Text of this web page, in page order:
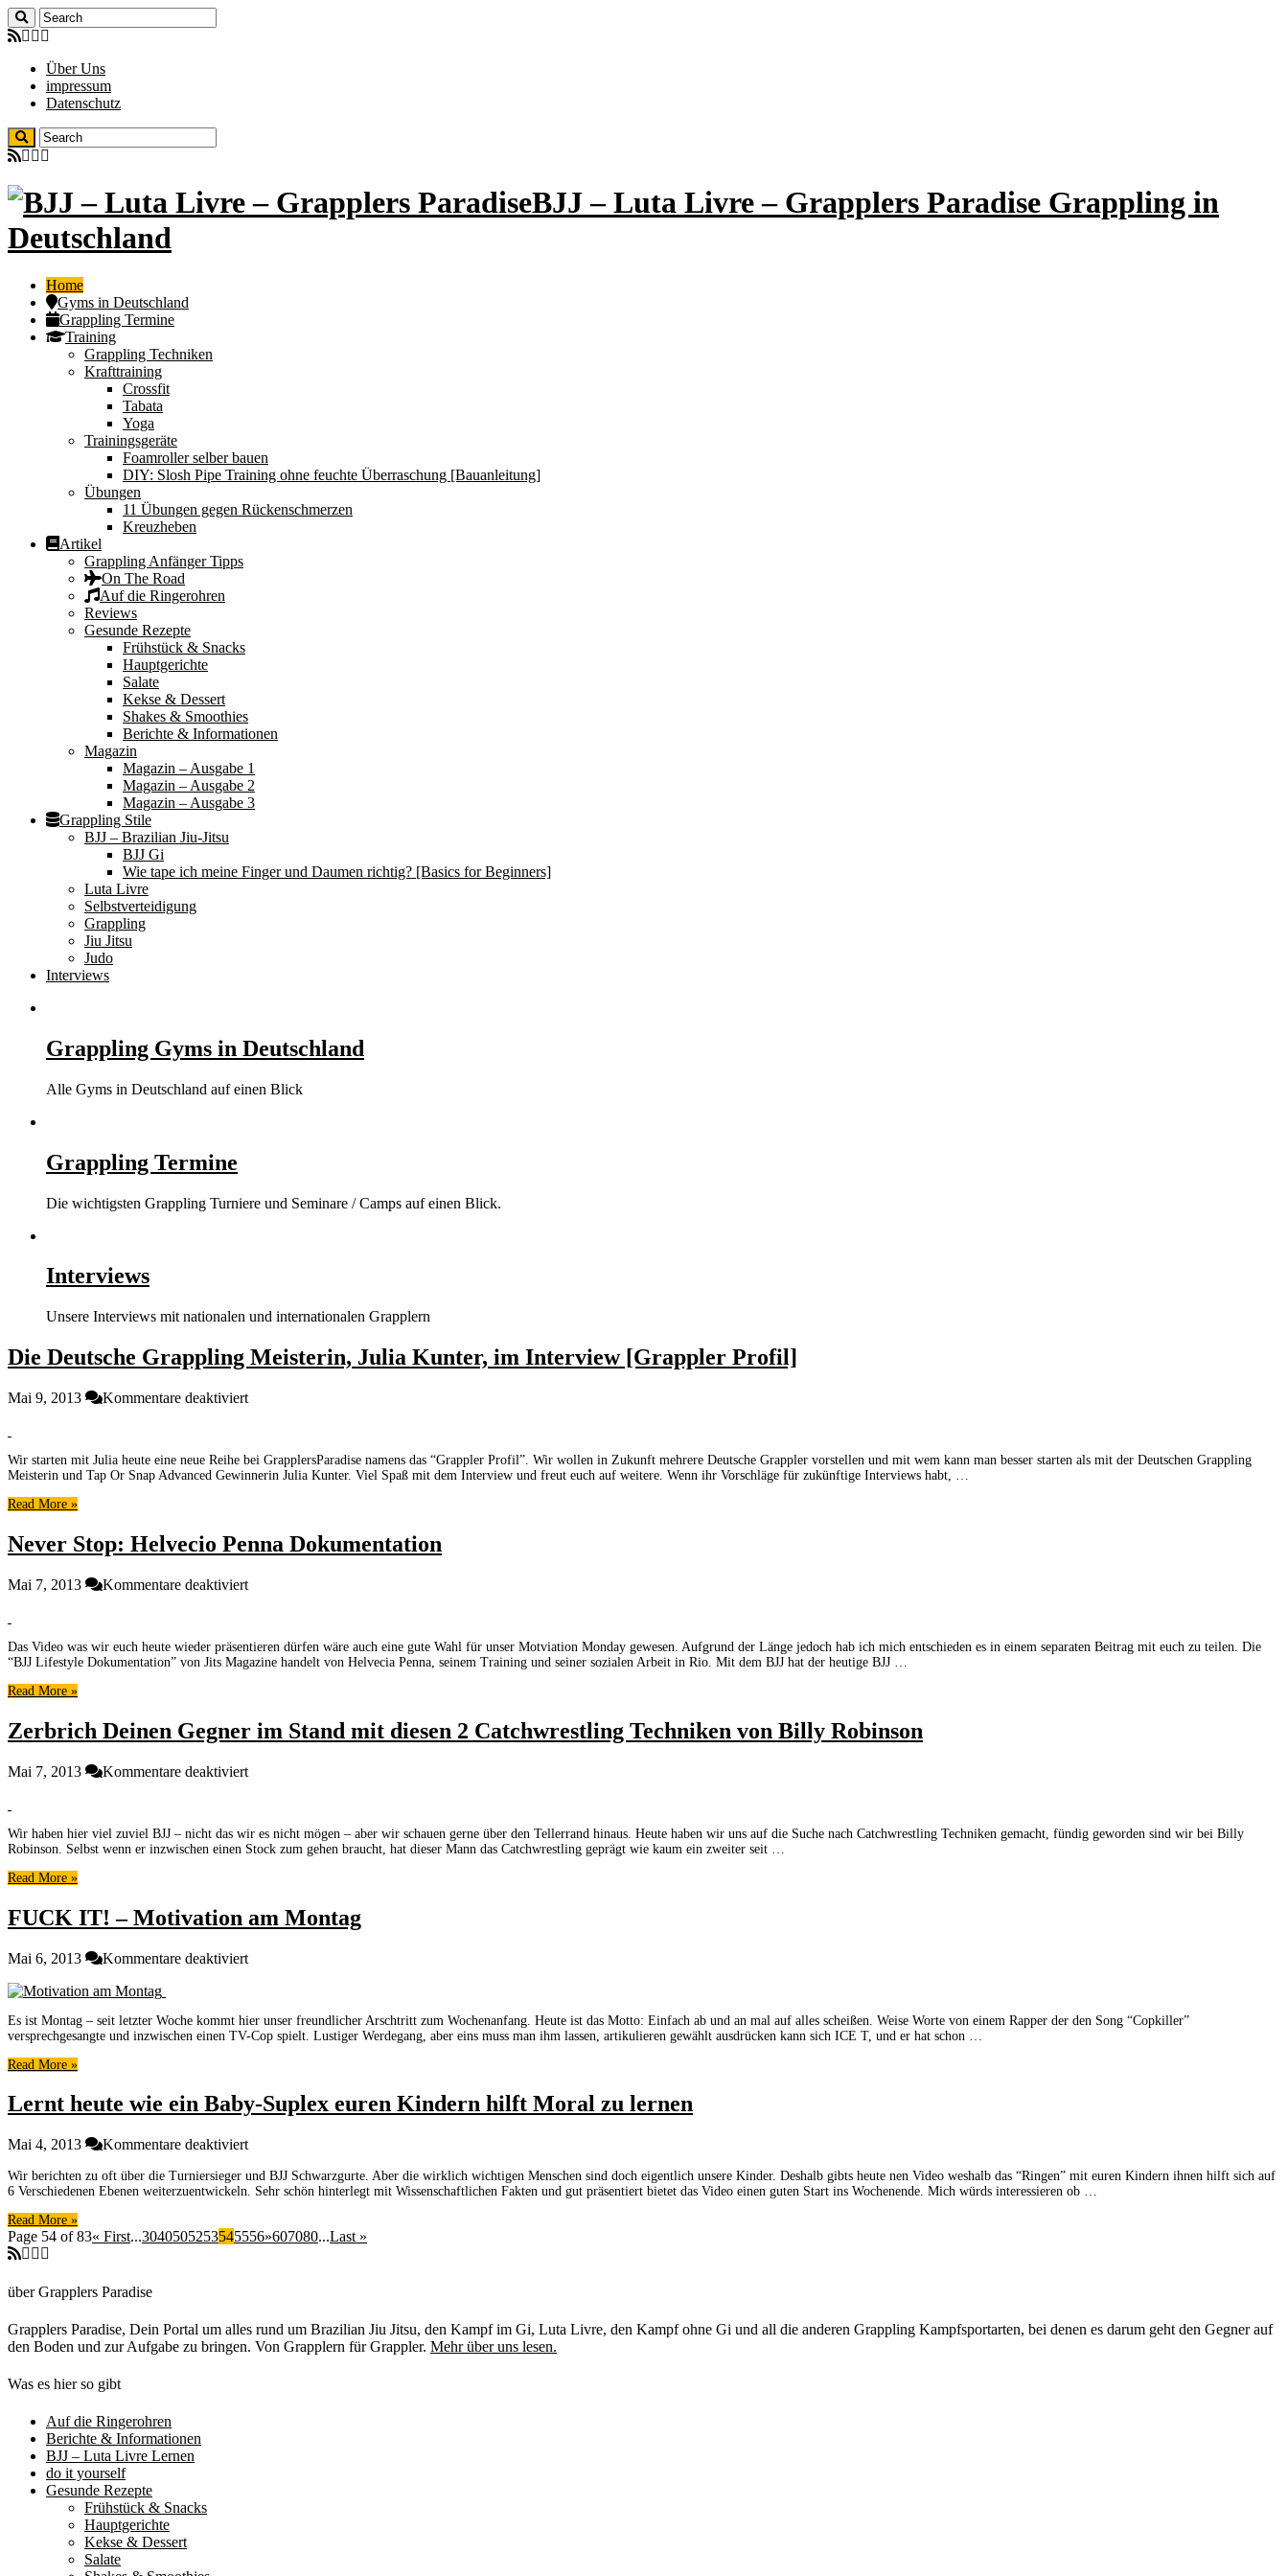
Über Uns
impressum
Datenschutz
BJJ – Luta Livre – Grapplers Paradise Grappling in
Deutschland
Home
Gyms in Deutschland
Grappling Termine
Training
Grappling Techniken
Krafttraining
Crossfit
Tabata
Yoga
Trainingsgeräte
Foamroller selber bauen
DIY: Slosh Pipe Training ohne feuchte Überraschung [Bauanleitung]
Übungen
11 Übungen gegen Rückenschmerzen
Kreuzheben
Artikel
Grappling Anfänger Tipps
On The Road
Auf die Ringerohren
Reviews
Gesunde Rezepte
Frühstück & Snacks
Hauptgerichte
Salate
Kekse & Dessert
Shakes & Smoothies
Berichte & Informationen
Magazin
Magazin – Ausgabe 1
Magazin – Ausgabe 2
Magazin – Ausgabe 3
Grappling Stile
BJJ – Brazilian Jiu-Jitsu
BJJ Gi
Wie tape ich meine Finger und Daumen richtig? [Basics for Beginners]
Luta Livre
Selbstverteidigung
Grappling
Jiu Jitsu
Judo
Interviews
Grappling Gyms in Deutschland
Alle Gyms in Deutschland auf einen Blick
Grappling Termine
Die wichtigsten Grappling Turniere und Seminare / Camps auf einen Blick.
Interviews
Unsere Interviews mit nationalen und internationalen Grapplern
Die Deutsche Grappling Meisterin, Julia Kunter, im Interview [Grappler Profil]
Mai 9, 2013 Kommentare deaktiviertfür
Meisterin,
Julia
Interview
[Grappler
Wir starten mit Julia heute eine neue Reihe bei GrapplersParadise namens das “Grappler Profil”. Wir wollen in Zukunft mehrere Deutsche Grappler vorstellen und mit wem kann man besser starten als mit der Deutschen Grappling
Meisterin und Tap Or Snap Advanced Gewinnerin Julia Kunter. Viel Spaß mit dem Interview und freut euch auf weitere. Wenn ihr Vorschläge für zukünftige Interviews habt, …
Read More »
Never Stop: Helvecio Penna Dokumentation
Mai 7, 2013 Kommentare deaktiviertfür
Penna
Dokumentation
Das Video was wir euch heute wieder präsentieren dürfen wäre auch eine gute Wahl für unser Motviation Monday gewesen. Aufgrund der Länge jedoch hab ich mich entschieden es in einem separaten Beitrag mit euch zu teilen. Die
“BJJ Lifestyle Dokumentation” von Jits Magazine handelt von Helvecia Penna, seinem Training und seiner sozialen Arbeit in Rio. Mit dem BJJ hat der heutige BJJ …
Read More »
Zerbrich Deinen Gegner im Stand mit diesen 2 Catchwrestling Techniken von Billy Robinson
Mai 7, 2013 Kommentare deaktiviertfür
im
Stand
Catchwrestling
von
Wir haben hier viel zuviel BJJ – nicht das wir es nicht mögen – aber wir schauen gerne über den Tellerrand hinaus. Heute haben wir uns auf die Suche nach Catchwrestling Techniken gemacht, fündig geworden sind wir bei Billy
Robinson. Selbst wenn er inzwischen einen Stock zum gehen braucht, hat dieser Mann das Catchwrestling geprägt wie kaum ein zweiter seit …
Read More »
FUCK IT! – Motivation am Montag
Mai 6, 2013 Kommentare deaktiviertfür
Motivation
am
Es ist Montag – seit letzter Woche kommt hier unser freundlicher Arschtritt zum Wochenanfang. Heute ist das Motto: Einfach ab und an mal auf alles scheißen. Weise Worte von einem Rapper der den Song “Copkiller”
versprechgesangte und inzwischen einen TV-Cop spielt. Lustiger Werdegang, aber eins muss man ihm lassen, artikulieren gewählt ausdrücken kann sich ICE T, und er hat schon …
Read More »
Lernt heute wie ein Baby-Suplex euren Kindern hilft Moral zu lernen
Mai 4, 2013 Kommentare deaktiviertfür
heute
wie
Baby-
Suplex
zu
lernen
Wir berichten zu oft über die Turniersieger und BJJ Schwarzgurte. Aber die wirklich wichtigen Menschen sind doch eigentlich unsere Kinder. Deshalb gibts heute nen Video weshalb das “Ringen” mit euren Kindern ihnen hilft sich auf
6 Verschiedenen Ebenen weiterzuentwickeln. Sehr schön hinterlegt mit Wissenschaftlichen Fakten und gut präsentiert bietet das Video einen guten Start ins Wochenende. Mich würds interessieren ob …
Read More »
Page 54 of 83« First...3040505253545556»607080...Last »
über Grapplers Paradise
Grapplers Paradise, Dein Portal um alles rund um Brazilian Jiu Jitsu, den Kampf im Gi, Luta Livre, den Kampf ohne Gi und all die anderen Grappling Kampfsportarten, bei denen es darum geht den Gegner auf
den Boden und zur Aufgabe zu bringen. Von Grapplern für Grappler. Mehr über uns lesen.
Was es hier so gibt
Auf die Ringerohren
Berichte & Informationen
BJJ – Luta Livre Lernen
do it yourself
Gesunde Rezepte
Frühstück & Snacks
Hauptgerichte
Kekse & Dessert
Salate